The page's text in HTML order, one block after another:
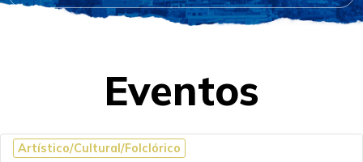
Eventos
Artístico/Cultural/Folclórico